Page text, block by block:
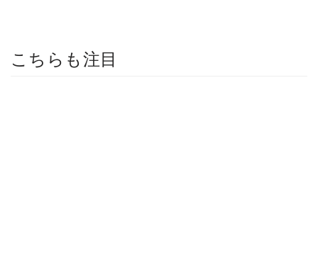
こちらも注目